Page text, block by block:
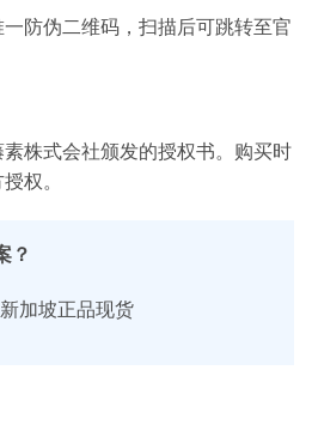
防伪二维码，扫描后可跳转至官
株式会社颁发的授权书。购买时
权。
？
加坡正品现货